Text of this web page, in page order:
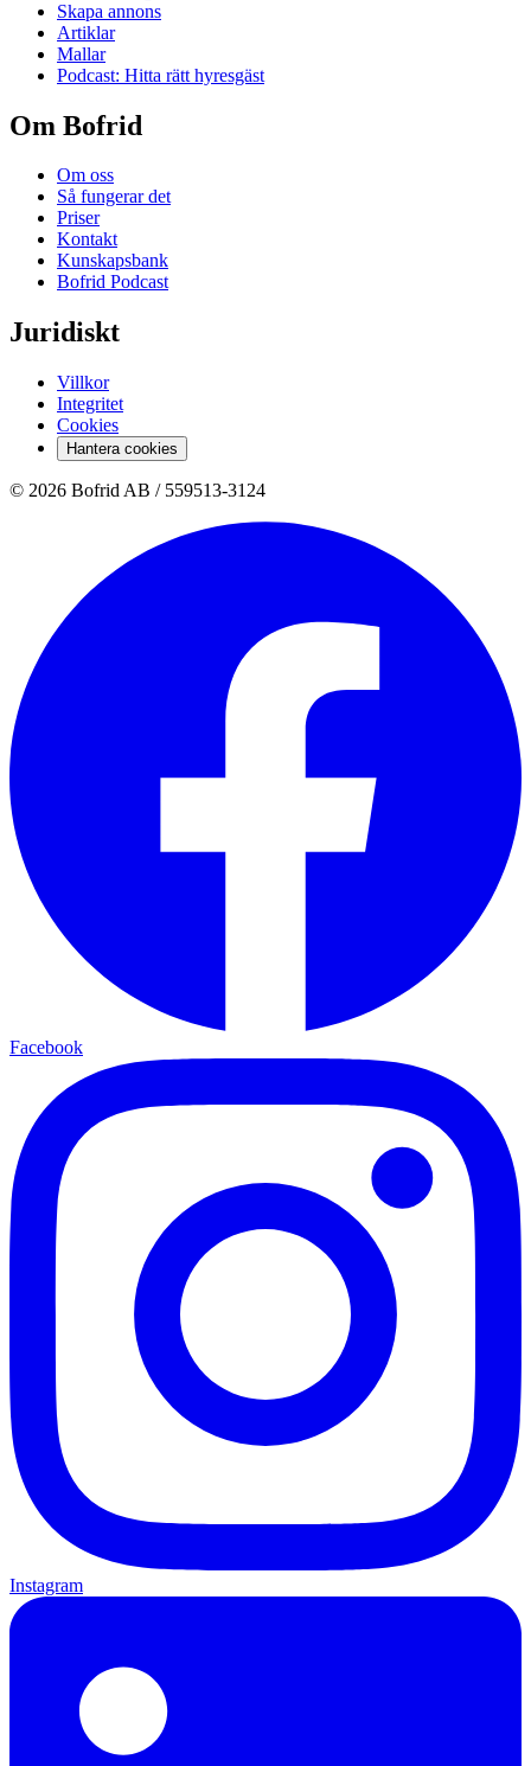
Skapa annons
Artiklar
Mallar
Podcast: Hitta rätt hyresgäst
Om Bofrid
Om oss
Så fungerar det
Priser
Kontakt
Kunskapsbank
Bofrid Podcast
Juridiskt
Villkor
Integritet
Cookies
Hantera cookies
© 2026 Bofrid AB / 559513-3124
Facebook
Instagram